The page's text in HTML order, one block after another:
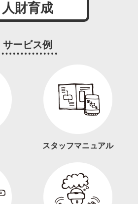
人財育成
サービス例
スタッフマニュアル